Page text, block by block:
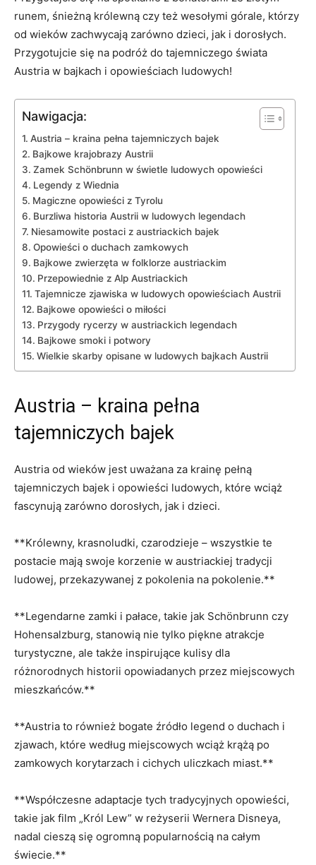
runem, śnieżną królewną czy też wesołymi górale, którzy
od wieków zachwycają zarówno dzieci, jak i dorosłych.
Przygotujcie się na podróż do‍ tajemniczego świata
Austria w bajkach i opowieściach ludowych!
Nawigacja:
Austria – ​kraina pełna tajemniczych bajek
Bajkowe krajobrazy Austrii
Zamek Schönbrunn w świetle ludowych ⁣opowieści
Legendy z‍ Wiednia
Magiczne opowieści z Tyrolu
Burzliwa‌ historia⁤ Austrii⁢ w ludowych legendach
Niesamowite postaci z austriackich bajek
Opowieści ‍o ⁢duchach zamkowych
Bajkowe zwierzęta w folklorze ⁤austriackim
Przepowiednie z Alp Austriackich
Tajemnicze zjawiska w ludowych ​opowieściach Austrii
Bajkowe opowieści o miłości
Przygody rycerzy w austriackich legendach
Bajkowe smoki i potwory
Wielkie skarby opisane w ludowych bajkach Austrii
Austria – ​kraina pełna
tajemniczych bajek
Austria od wieków‌ jest uważana ⁣za krainę pełną
tajemniczych bajek i opowieści ludowych, które wciąż
fascynują zarówno ⁤dorosłych, jak i dzieci.
**Królewny, krasnoludki, czarodzieje – wszystkie te
postacie mają swoje korzenie w austriackiej tradycji
ludowej, przekazywanej ⁣z pokolenia na pokolenie.**
**Legendarne zamki i pałace, takie jak Schönbrunn czy
Hohensalzburg, stanowią⁣ nie tylko piękne ⁤atrakcje
turystyczne, ale także ‌inspirujące kulisy dla
różnorodnych historii opowiadanych⁣ przez⁣ miejscowych
mieszkańców.**
**Austria to również bogate źródło legend o duchach i
⁣zjawach, które według miejscowych wciąż‌ krążą po
zamkowych korytarzach i cichych uliczkach ​miast.**
**Współczesne adaptacje tych tradycyjnych opowieści,
takie jak⁣ film „Król ‌Lew” w reżyserii Wernera Disneya, ​
nadal cieszą się‌ ogromną popularnością na całym
świecie.**